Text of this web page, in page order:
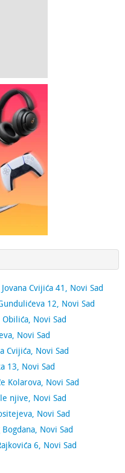
Jovana Cvijića 41, Novi Sad
12, Novi Sad
Novi Sad
Novi Sad
Cvijića, Novi Sad
13, Novi Sad
Kolarova, Novi Sad
njive, Novi Sad
Novi Sad
Bogdana, Novi Sad
6, Novi Sad